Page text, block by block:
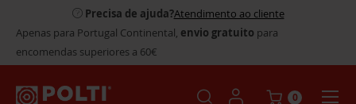
Precisa de ajuda?Atendimento ao cliente
Apenas para Portugal Continental, envio gratuito para
encomendas superiores a 60€
0